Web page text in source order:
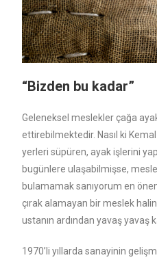
“Bizden bu kadar”
Geleneksel meslekler çağa
ettirebilmektedir. Nasıl ki
yerleri süpüren, ayak işlerini
bugünlere ulaşabilmişse,
bulamamak sanıyorum en
çırak alamayan bir meslek
ustanın ardından yavaş yavaş
1970’li yıllarda sanayinin